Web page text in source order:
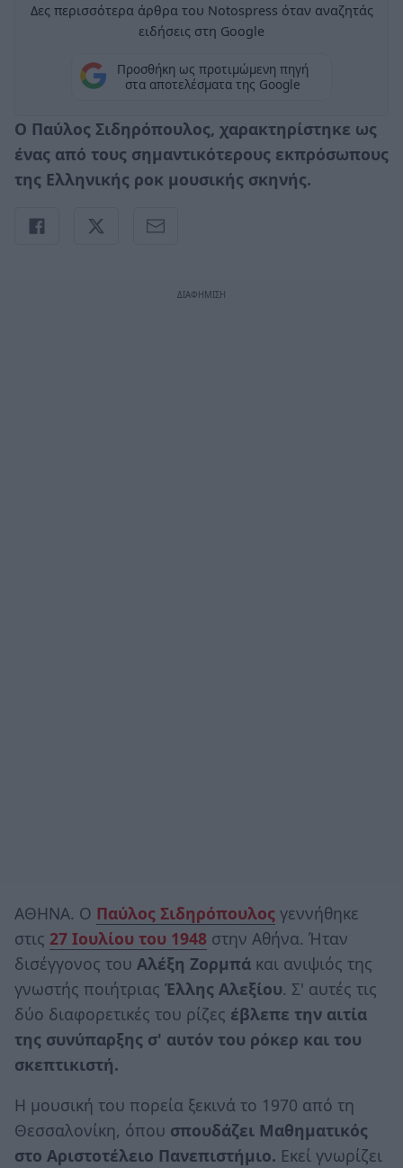
Δες περισσότερα άρθρα του Notospress όταν αναζητάς
ειδήσεις στη Google
Προσθήκη ως προτιμώμενη πηγή
στα αποτελέσματα της Google
Ο Παύλος Σιδηρόπουλος, χαρακτηρίστηκε ως
ένας από τους σημαντικότερους εκπρόσωπους
της Ελληνικής ροκ μουσικής σκηνής.
ΑΘΗΝΑ. Ο Παύλος Σιδηρόπουλος γεννήθηκε
στις 27 Ιουλίου του 1948 στην Αθήνα. Ήταν
δισέγγονος του Αλέξη Ζορμπά και ανιψιός της
γνωστής ποιήτριας Έλλης Αλεξίου. Σ' αυτές τις
δύο διαφορετικές του ρίζες έβλεπε την αιτία
της συνύπαρξης σ' αυτόν του ρόκερ και του
σκεπτικιστή.
Η μουσική του πορεία ξεκινά το 1970 από τη
Θεσσαλονίκη, όπου σπουδάζει Μαθηματικός
στο Αριστοτέλειο Πανεπιστήμιο. Εκεί γνωρίζει